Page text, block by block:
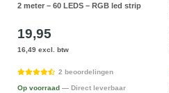
2 meter – 60 LEDS – RGB led strip
19,95
16,49 excl. btw
2 beoordelingen
Op voorraad — Direct leverbaar